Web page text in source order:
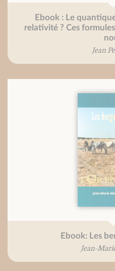
Ebook : Le
relativité ? Ces
Jean
Ebook: Les
Jean-